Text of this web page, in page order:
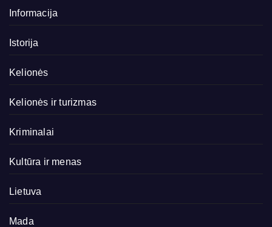
Informacija
Istorija
Kelionės
Kelionės ir turizmas
Kriminalai
Kultūra ir menas
Lietuva
Mada